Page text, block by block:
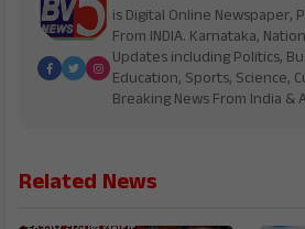
is Digital Online Newspaper,
From INDIA. Karnataka,
Updates including Politics,
Education, Sports, Science,
Breaking News From India &
Related News